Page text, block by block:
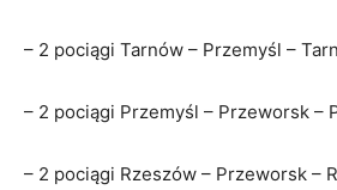
– 2 pociągi Tarnów – Przemyśl –
– 2 pociągi Przemyśl – Przeworsk –
– 2 pociągi Rzeszów – Przeworsk –